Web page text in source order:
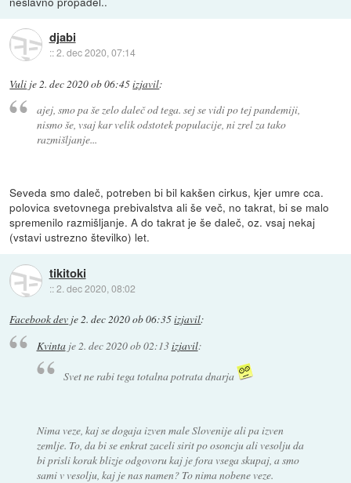
djabi
::2. dec 2020, 07:14
Vuli je2. dec 2020 ob 06:45izjavil:
ajej, smo pa še zelo daleč od tega. sej se vidi po tej pandemiji,
nismo še, vsaj kar velik odstotek populacije, ni zrel za tako
razmišljanje...
Seveda smo daleč, potreben bi bil kakšen cirkus, kjer umre cca.
polovica svetovnega prebivalstva ali še več, no takrat, bi se malo
spremenilo razmišljanje. A do takrat je še daleč, oz. vsaj nekaj
(vstavi ustrezno številko) let.
tikitoki
::2. dec 2020, 08:02
Facebook dev je2. dec 2020 ob 06:35izjavil:
Kvintaje 2. dec 2020 ob 02:13izjavil:
Svet ne rabi tega totalna potrata dnarja
Nima veze, kaj se dogaja izven male Slovenije ali pa izven
zemlje. To, da bi se enkrat zaceli sirit po osoncju ali vesolju da
bi prisli korak blizje odgovoru kaj je fora vsega skupaj, a smo
sami v vesolju, kaj je nas namen? To nima nobene veze.